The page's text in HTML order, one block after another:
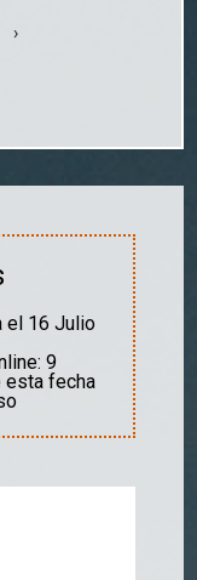
›
el 16 Julio
9
esta fecha